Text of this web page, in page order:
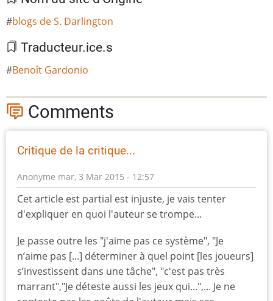
blogs de S. Darlington
Traducteur.ice.s
Benoît Gardonio
Comments
Critique de la critique...
Anonyme mar, 3 Mar 2015 - 12:57
Cet article est partial est injuste, je vais tenter
d'expliquer en quoi l'auteur se trompe...
Je passe outre les "j'aime pas ce système", "Je
n’aime pas [...] déterminer à quel point [les joueurs]
s’investissent dans une tâche", "c'est pas très
marrant","Je déteste aussi les jeux qui...",... Je ne